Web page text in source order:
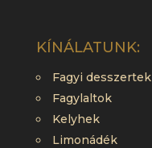
KÍNÁLATUNK:
Fagyi desszertek
Fagylaltok
Kelyhek
Limonádék